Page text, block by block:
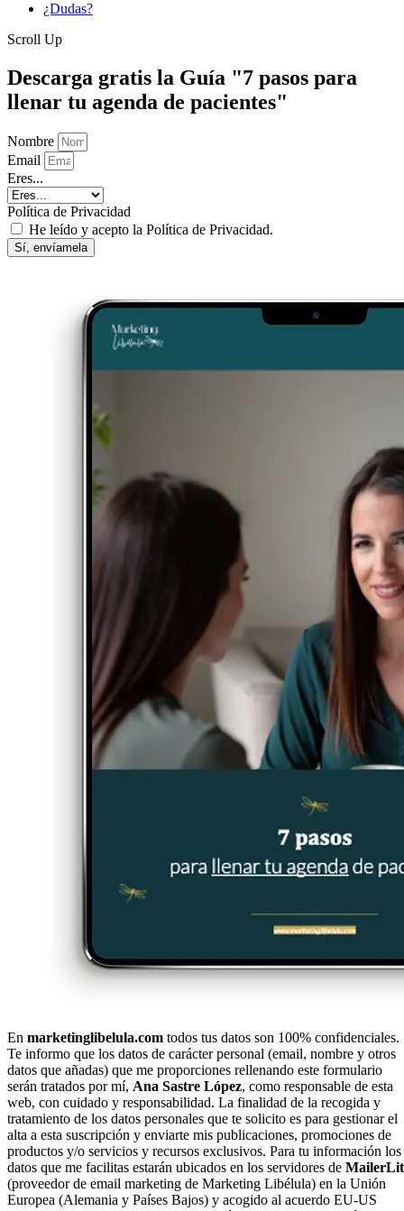
¿Dudas?
Scroll Up
Descarga gratis la Guía "7 pasos para
llenar tu agenda de pacientes"
Nombre
Email
Eres...
Política de Privacidad
He leído y acepto la Política de Privacidad.
Sí, envíamela
En marketinglibelula.com todos tus datos son 100% confidenciales.
Te informo que los datos de carácter personal (email, nombre y otros
datos que añadas) que me proporciones rellenando este formulario
serán tratados por mí, Ana Sastre López, como responsable de esta
web, con cuidado y responsabilidad. La finalidad de la recogida y
tratamiento de los datos personales que te solicito es para gestionar el
alta a esta suscripción y enviarte mis publicaciones, promociones de
productos y/o servicios y recursos exclusivos. Para tu información los
datos que me facilitas estarán ubicados en los servidores de
(proveedor de email marketing de Marketing Libélula) en la Unión
Europea (Alemania y Países Bajos) y acogido al acuerdo EU-US